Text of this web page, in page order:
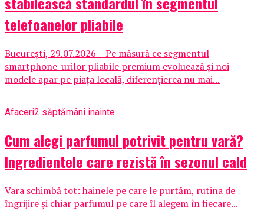
telefoanelor pliabile
București, 29.07.2026 – Pe măsură ce segmentul
smartphone-urilor pliabile premium evoluează și noi
modele apar pe piața locală, diferențierea nu mai...
Afaceri2 săptămâni inainte
Cum alegi parfumul potrivit pentru vară?
Ingredientele care rezistă în sezonul cald
Vara schimbă tot: hainele pe care le purtăm, rutina de
îngrijire și chiar parfumul pe care îl alegem în fiecare...